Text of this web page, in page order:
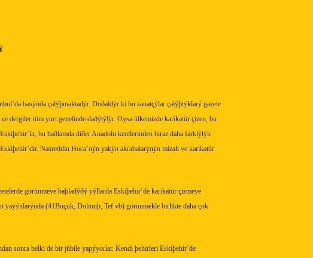
basýnda çalýþmaktadýr. Doðaldýr ki bu sanatçýlar çalýþtýklarý gazete
dergiler tüm yurt genelinde daðýtýlýr. Oysa ülkemizde karikatür çizen, bu
bu baðlamda diðer Anadolu kentlerinden biraz daha farklýlýk
Nasreddin Hoca’nýn yakýn akrabalarýnýn mizah ve karikatür
görünmeye baþladýðý yýllarda Eskiþehir’de karikatür çizmeye
yayýnlarýnda (41Buçuk, Dolmuþ, Tef vb) görünmekle birlikte daha çok
sonra belki de bir jübile yapýyorlar. Kendi þehirleri Eskiþehir’de